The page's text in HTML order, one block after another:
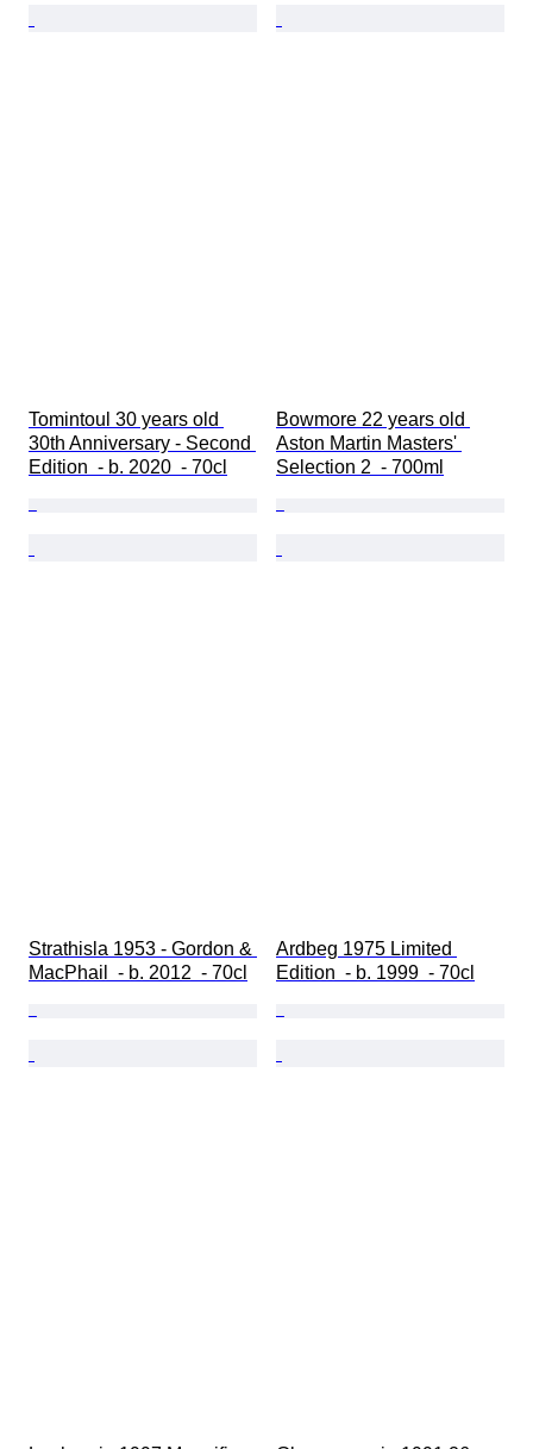
Tomintoul 30 years old
30th Anniversary - Second
Edition  - b. 2020  - 70cl
Bowmore 22 years old
Aston Martin Masters'
Selection 2  - 700ml
Strathisla 1953 - Gordon &
MacPhail  - b. 2012  - 70cl
Ardbeg 1975 Limited
Edition  - b. 1999  - 70cl